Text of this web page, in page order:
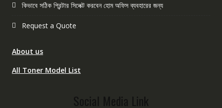
কিভাবে সঠিক প্রিন্টার সিলেক্ট করবেন হোম অফিস ব্যবহারের জন্য
Request a Quote
About us
All Toner Model List
Social Media Link